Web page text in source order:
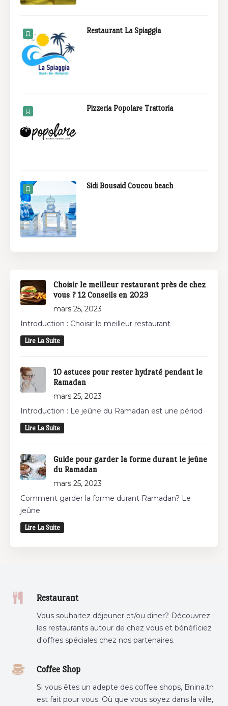
Restaurant La Spiaggia
Pizzeria Popolare Trattoria
Sidi Bousaid Coucou beach
Choisir le meilleur restaurant près de chez
vous ? 12 Conseils en 2023
mars 25, 2023
Introduction : Choisir le meilleur restaurant
Lire La Suite
10 astuces pour rester hydraté pendant le
Ramadan
mars 25, 2023
Introduction : Le jeûne du Ramadan est une périod
Lire La Suite
Guide pour garder la forme durant le jeûne
du Ramadan
mars 25, 2023
Comment garder la forme durant Ramadan? Le
jeûne
Lire La Suite
Restaurant
Vous souhaitez déjeuner et/ou dîner? Découvrez
les restaurants autour de chez vous et bénéficiez
d'offres spéciales chez nos partenaires.
Coffee Shop
Si vous êtes un adepte des coffee shops, Bnina.tn
est fait pour vous. Où que vous soyez dans la ville,